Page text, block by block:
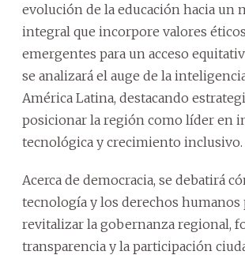
evolución de la educación hacia un
integral que incorpore valores
emergentes para un acceso
se analizará el auge de la
América Latina, destacando
posicionar la región como líder en
tecnológica y crecimiento inclusivo.
Acerca de democracia, se debatirá
tecnología y los derechos humanos
revitalizar la gobernanza regional,
transparencia y la participación